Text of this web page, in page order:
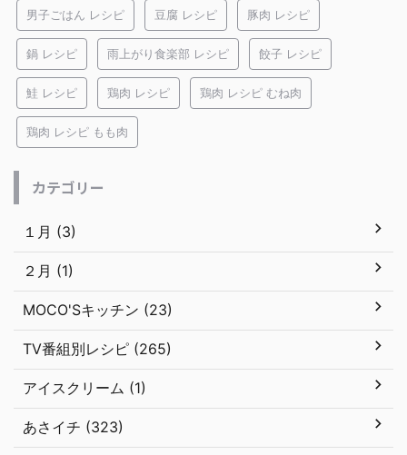
男子ごはん レシピ 豆腐 レシピ 豚肉 レシピ
鍋 レシピ 雨上がり食楽部 レシピ 餃子 レシピ
鮭 レシピ 鶏肉 レシピ 鶏肉 レシピ むね肉
鶏肉 レシピ もも肉
カテゴリー
１月 (3)
２月 (1)
MOCO'Sキッチン (23)
TV番組別レシピ (265)
アイスクリーム (1)
あさイチ (323)